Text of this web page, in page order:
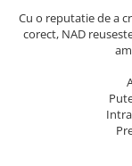
Cu o reputatie de a
corect, NAD